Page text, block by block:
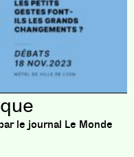
le journal Le Monde